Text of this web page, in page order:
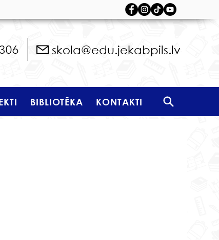
skola@edu.jekabpils.lv
BIBLIOTĒKA KONTAKTI